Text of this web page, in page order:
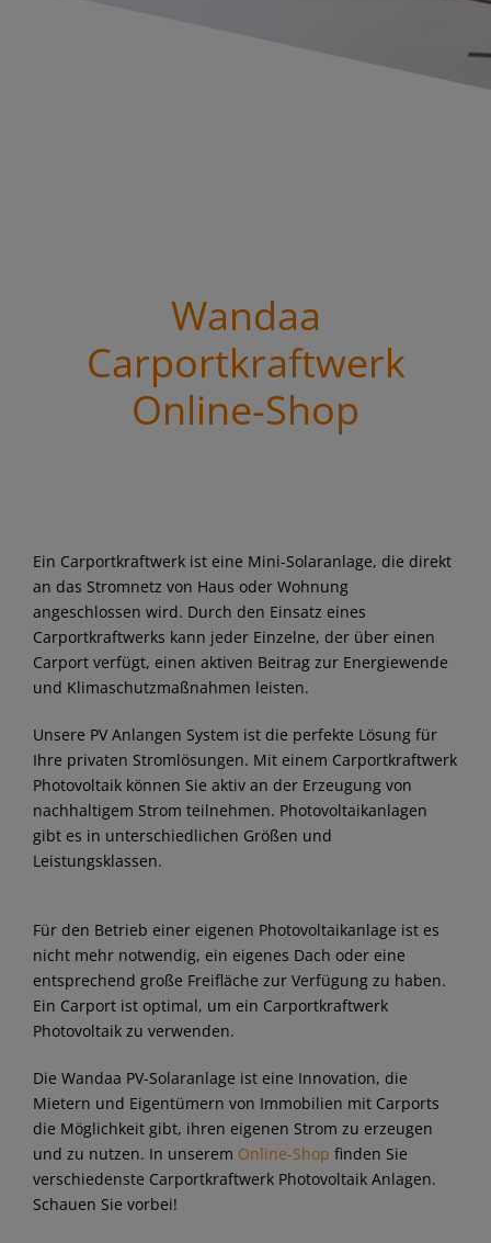
Wandaa
Carportkraftwerk
Online-Shop
Ein Carportkraftwerk ist eine Mini-Solaranlage, die direkt
an das Stromnetz von Haus oder Wohnung
angeschlossen wird. Durch den Einsatz eines
Carportkraftwerks kann jeder Einzelne, der über einen
Carport verfügt, einen aktiven Beitrag zur Energiewende
und Klimaschutzmaßnahmen leisten.
Unsere PV Anlangen System ist die perfekte Lösung für
Ihre privaten Stromlösungen. Mit einem Carportkraftwerk
Photovoltaik können Sie aktiv an der Erzeugung von
nachhaltigem Strom teilnehmen. Photovoltaikanlagen
gibt es in unterschiedlichen Größen und
Leistungsklassen.
Für den Betrieb einer eigenen Photovoltaikanlage ist es
nicht mehr notwendig, ein eigenes Dach oder eine
entsprechend große Freifläche zur Verfügung zu haben.
Ein Carport ist optimal, um ein Carportkraftwerk
Photovoltaik zu verwenden.
Die Wandaa PV-Solaranlage ist eine Innovation, die
Mietern und Eigentümern von Immobilien mit Carports
die Möglichkeit gibt, ihren eigenen Strom zu erzeugen
und zu nutzen. In unserem Online-Shop finden Sie
verschiedenste Carportkraftwerk Photovoltaik Anlagen.
Schauen Sie vorbei!